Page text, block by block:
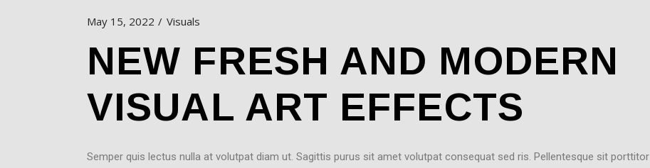
May 15, 2022 Visuals
NEW FRESH AND MODERN
VISUAL ART EFFECTS
Semper quis lectus nulla at volutpat diam ut. Sagittis purus sit amet volutpat consequat sed ris. Pellentesque sit porttitor